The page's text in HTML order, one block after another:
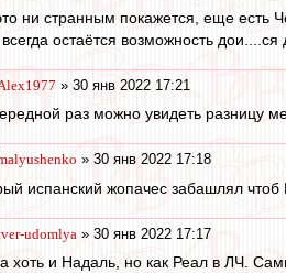
ни странным покажется, еще
остаётся возможность дои....ся
» 30 янв 2022 17:21
раз можно увидеть разницу
» 30 янв 2022 17:18
испанский жопачес забашлял
udomlya » 30 янв 2022 17:17
хоть и Надаль, но как Реал в ЛЧ.